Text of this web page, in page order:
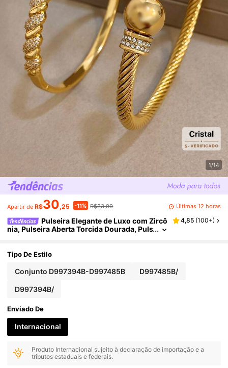
1/14
Apartir de R$30,25 -11% R$33,99 Últimas 12 horas
Pulseira Elegante de Luxo com Zircô
nia, Pulseira Aberta Torcida Dourada, Puls
al, Halloween, Aniversário e Outras Ocasiões,
4,85 (100+)
Tipo De Estilo
Conjunto D997394B-D997485B D997485B/
D997394B/
Enviado De
Internacional
Produto Internacional sujeito à declaração de importação e a
tributos estaduais e federais.